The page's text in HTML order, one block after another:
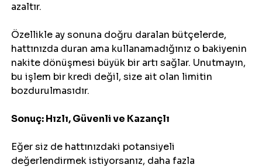
azaltır.
Özellikle ay sonuna doğru daralan bütçelerde,
hattınızda duran ama kullanamadığınız o bakiyenin
nakite dönüşmesi büyük bir artı sağlar. Unutmayın,
bu işlem bir kredi değil, size ait olan limitin
bozdurulmasıdır.
Sonuç: Hızlı, Güvenli ve Kazançlı
Eğer siz de hattınızdaki potansiyeli
değerlendirmek istiyorsanız, daha fazla